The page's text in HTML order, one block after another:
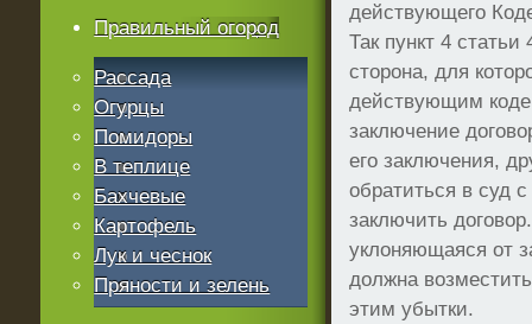
действующего
Так пункт 4
сторона, для
действующим
заключение
его заключения,
обратиться в суд
заключить
уклоняющаяся от
должна
этим убытки.
Правильный огород
Рассада
Огурцы
Помидоры
В теплице
Бахчевые
Картофель
Лук и чеснок
Пряности и зелень